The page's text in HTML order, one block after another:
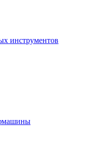
инструментов